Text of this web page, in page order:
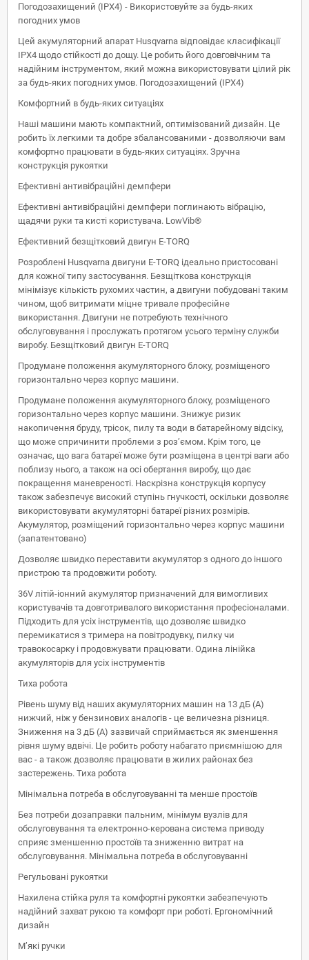
Погодозахищений (IPX4) - Використовуйте за будь-яких
погодних умов
Цей акумуляторний апарат Husqvarna відповідає класифікації
IPX4 щодо стійкості до дощу. Це робить його довговічним та
надійним інструментом, який можна використовувати цілий рік
за будь-яких погодних умов. Погодозахищений (IPX4)
Комфортний в будь-яких ситуаціях
Наші машини мають компактний, оптимізований дизайн. Це
робить їх легкими та добре збалансованими - дозволяючи вам
комфортно працювати в будь-яких ситуаціях. Зручна
конструкція рукоятки
Ефективні антивібраційні демпфери
Ефективні антивібраційні демпфери поглинають вібрацію,
щадячи руки та кисті користувача. LowVib®
Ефективний безщітковий двигун E-TORQ
Розроблені Husqvarna двигуни E-TORQ ідеально пристосовані
для кожної типу застосування. Безщіткова конструкція
мінімізує кількість рухомих частин, а двигуни побудовані таким
чином, щоб витримати міцне тривале професійне
використання. Двигуни не потребують технічного
обслуговування і прослужать протягом усього терміну служби
виробу. Безщітковий двигун E-TORQ
Продумане положення акумуляторного блоку, розміщеного
горизонтально через корпус машини.
Продумане положення акумуляторного блоку, розміщеного
горизонтально через корпус машини. Знижує ризик
накопичення бруду, трісок, пилу та води в батарейному відсіку,
що може спричинити проблеми з роз’ємом. Крім того, це
означає, що вага батареї може бути розміщена в центрі ваги або
поблизу нього, а також на осі обертання виробу, що дає
покращення маневреності. Наскрізна конструкція корпусу
також забезпечує високий ступінь гнучкості, оскільки дозволяє
використовувати акумуляторні батареї різних розмірів.
Акумулятор, розміщений горизонтально через корпус машини
(запатентовано)
Дозволяє швидко переставити акумулятор з одного до іншого
пристрою та продовжити роботу.
36V літій-іонний акумулятор призначений для вимогливих
користувачів та довготривалого використання професіоналами.
Підходить для усіх інструментів, що дозволяє швидко
перемикатися з тримера на повітродувку, пилку чи
травокосарку і продовжувати працювати. Одина лінійка
акумуляторів для усіх інструментів
Тиха робота
Рівень шуму від наших акумуляторних машин на 13 дБ (А)
нижчий, ніж у бензинових аналогів - це величезна різниця.
Зниження на 3 дБ (А) зазвичай сприймається як зменшення
рівня шуму вдвічі. Це робить роботу набагато приємнішою для
вас - а також дозволяє працювати в жилих районах без
застережень. Тиха робота
Мінімальна потреба в обслуговуванні та менше простоїв
Без потреби дозаправки пальним, мінімум вузлів для
обслуговування та електронно-керована система приводу
сприяє зменшенню простоїв та зниженню витрат на
обслуговування. Мінімальна потреба в обслуговуванні
Регульовані рукоятки
Нахилена стійка руля та комфортні рукоятки забезпечують
надійний захват рукою та комфорт при роботі. Ергономічний
дизайн
М’які ручки